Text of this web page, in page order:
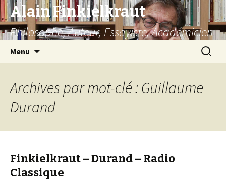
Alain Finkielkraut
Philosophe, Auteur, Essayiste, Académicien
Menu
Archives par mot-clé : Guillaume
Durand
Finkielkraut – Durand – Radio
Classique